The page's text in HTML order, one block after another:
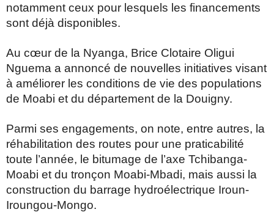
notamment ceux pour lesquels les financements
sont déjà disponibles.
Au cœur de la Nyanga, Brice Clotaire Oligui
Nguema a annoncé de nouvelles initiatives visant
à améliorer les conditions de vie des populations
de Moabi et du département de la Douigny.
Parmi ses engagements, on note, entre autres, la
réhabilitation des routes pour une praticabilité
toute l’année, le bitumage de l’axe Tchibanga-
Moabi et du tronçon Moabi-Mbadi, mais aussi la
construction du barrage hydroélectrique Iroun-
Iroungou-Mongo.